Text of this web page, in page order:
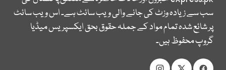
سب سے زیادہ وزٹ کی جانے والی ویب سائٹ ہے۔ اس ویب سائٹ
پر شائع شدہ تمام مواد کے جملہ حقوق بحق ایکسپریس میڈیا
گروپ محفوظ ہیں۔